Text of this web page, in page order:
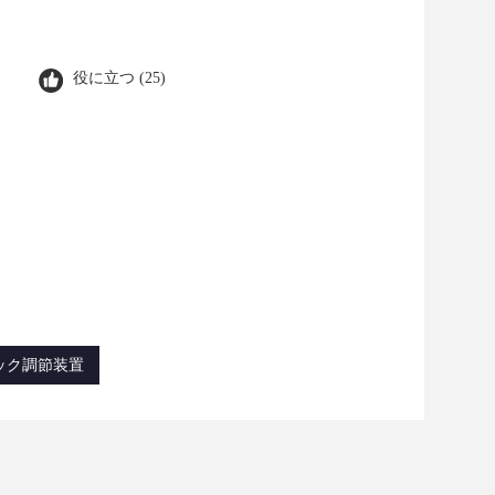
役に立つ (25)
ク調節装置